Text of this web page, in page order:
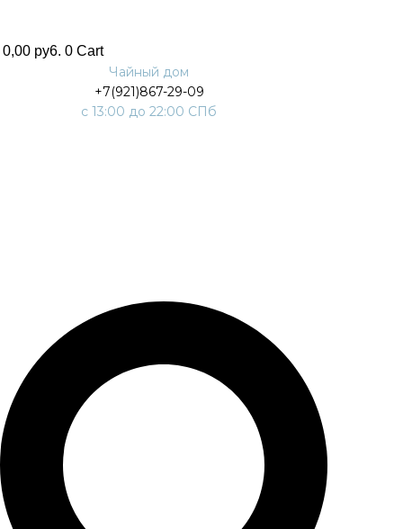
0,00 py6. 0 Cart
Чайный дом
+7(921)867-29-09
с 13:00 до 22:00 СПб